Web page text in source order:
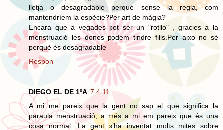
lletja o desagradable perquè sense la regla, com
mantendríem la espècie?Per art de màgia?
Encara que a vegades pot ser un "rotllo" , gracies a la
menstruació les dones podem tindre fills.Per aixo no sé
perquè és desagradable
Respon
DIEGO EL DE 1ºA 7.4.11
A mi me pareix que la gent no sap el que significa la
paraula menstruació, a més a mi em pareix que és una
cosa normal. La gent s’ha inventat molts mites sobre